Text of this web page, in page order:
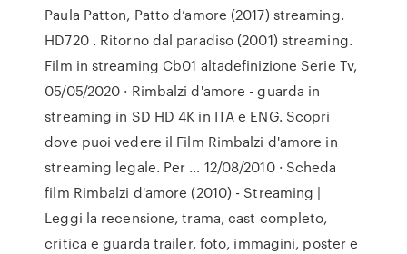
Paula Patton, Patto d’amore (2017) streaming.
HD720 . Ritorno dal paradiso (2001) streaming.
Film in streaming Cb01 altadefinizione Serie Tv,
05/05/2020 · Rimbalzi d'amore - guarda in
streaming in SD HD 4K in ITA e ENG. Scopri
dove puoi vedere il Film Rimbalzi d'amore in
streaming legale. Per … 12/08/2010 · Scheda
film Rimbalzi d'amore (2010) - Streaming |
Leggi la recensione, trama, cast completo,
critica e guarda trailer, foto, immagini, poster e